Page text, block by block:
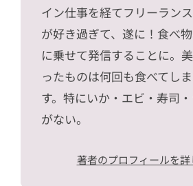
イン仕事を経てフリーラン
が好き過ぎて、遂に！食べ
に乗せて発信することに。
ったものは何回も食べてし
す。特にいか・エビ・寿司
がない。
著者のプロフィールを詳